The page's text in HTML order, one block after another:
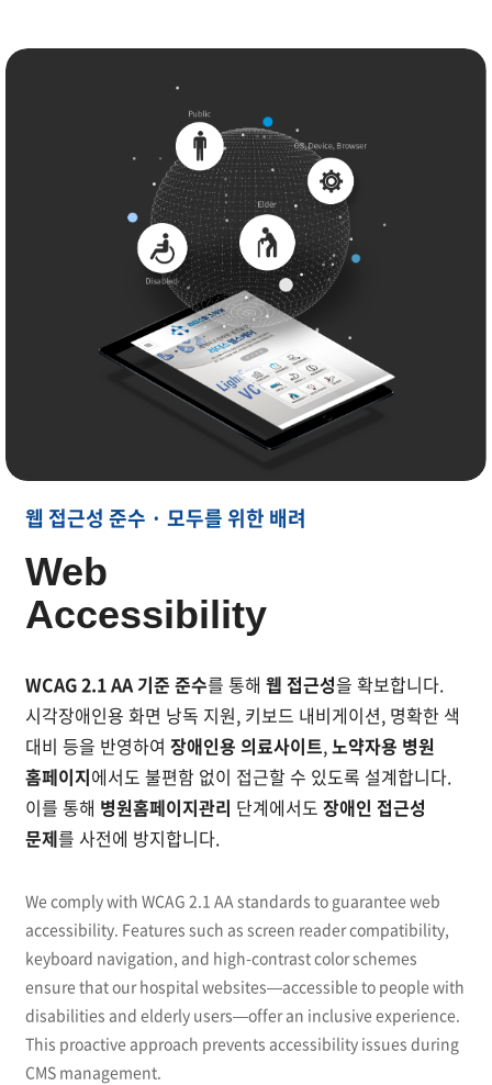
WCAG 2.1 AA 준수로 모든 사용자에게 편리한 의료사
웹 접근성 준수 · 모두를 위한 배려
Web
Accessibility
WCAG 2.1 AA 기준 준수를 통해 웹 접근성을 확보합니다.
시각장애인용 화면 낭독 지원, 키보드 내비게이션, 명확한 색
대비 등을 반영하여 장애인용 의료사이트,노약자용 병원
홈페이지에서도 불편함 없이 접근할 수 있도록 설계합니다.
이를 통해 병원홈페이지관리 단계에서도 장애인 접근성
문제를 사전에 방지합니다.
We comply with WCAG 2.1 AA standards to guarantee web
accessibility. Features such as screen reader compatibility,
keyboard navigation, and high-contrast color schemes
ensure that our hospital websites—accessible to people with
disabilities and elderly users—offer an inclusive experience.
This proactive approach prevents accessibility issues during
CMS management.